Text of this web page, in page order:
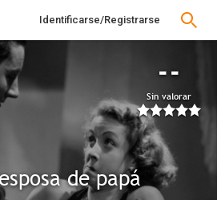
Identificarse/Registrarse
--
Sin valorar
de papá